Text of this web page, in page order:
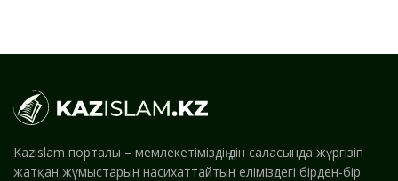
Kazislam порталы – мемлекетіміздің дін саласында жүргізіп
жатқан жұмыстарын насихаттайтын еліміздегі бірден-бір